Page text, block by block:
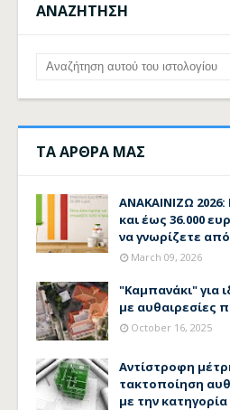
ΑΝΑΖΗΤΗΣΗ
ΤΑ ΑΡΘΡΑ ΜΑΣ
ΑΝΑΚΑΙΝΙΖΩ
και έως 36.000
να γνωρίζετε
March 09, 2026
"Καμπανάκι" για
με αυθαιρεσίες
October 16, 2025
Αντίστροφη
τακτοποίηση
με την κατηγορία